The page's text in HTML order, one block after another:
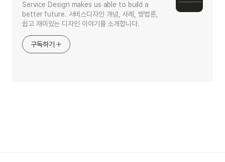
Service Design makes us able to build a
better future. 서비스디자인 개념, 사례, 방법론,
쉽고 재미있는 디자인 이야기를 소개합니다.
구독하기